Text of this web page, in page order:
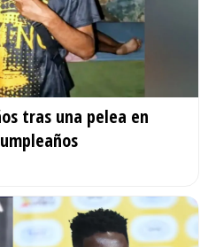
tras una pelea en